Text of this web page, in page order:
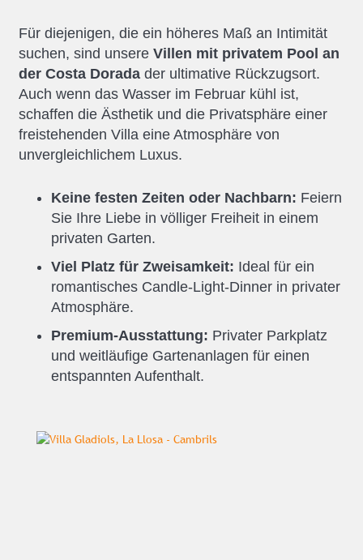
Für diejenigen, die ein höheres Maß an Intimität
suchen, sind unsere Villen mit privatem Pool an
der Costa Doradader ultimative Rückzugsort.
Auch wenn das Wasser im Februar kühl ist,
schaffen die Ästhetik und die Privatsphäre einer
freistehenden Villa eine Atmosphäre von
unvergleichlichem Luxus.
Keine festen Zeiten oder Nachbarn: Feiern
Sie Ihre Liebe in völliger Freiheit in einem
privaten Garten.
Viel Platz für Zweisamkeit: Ideal für ein
romantisches Candle-Light-Dinner in privater
Atmosphäre.
Premium-Ausstattung: Privater Parkplatz
und weitläufige Gartenanlagen für einen
entspannten Aufenthalt.